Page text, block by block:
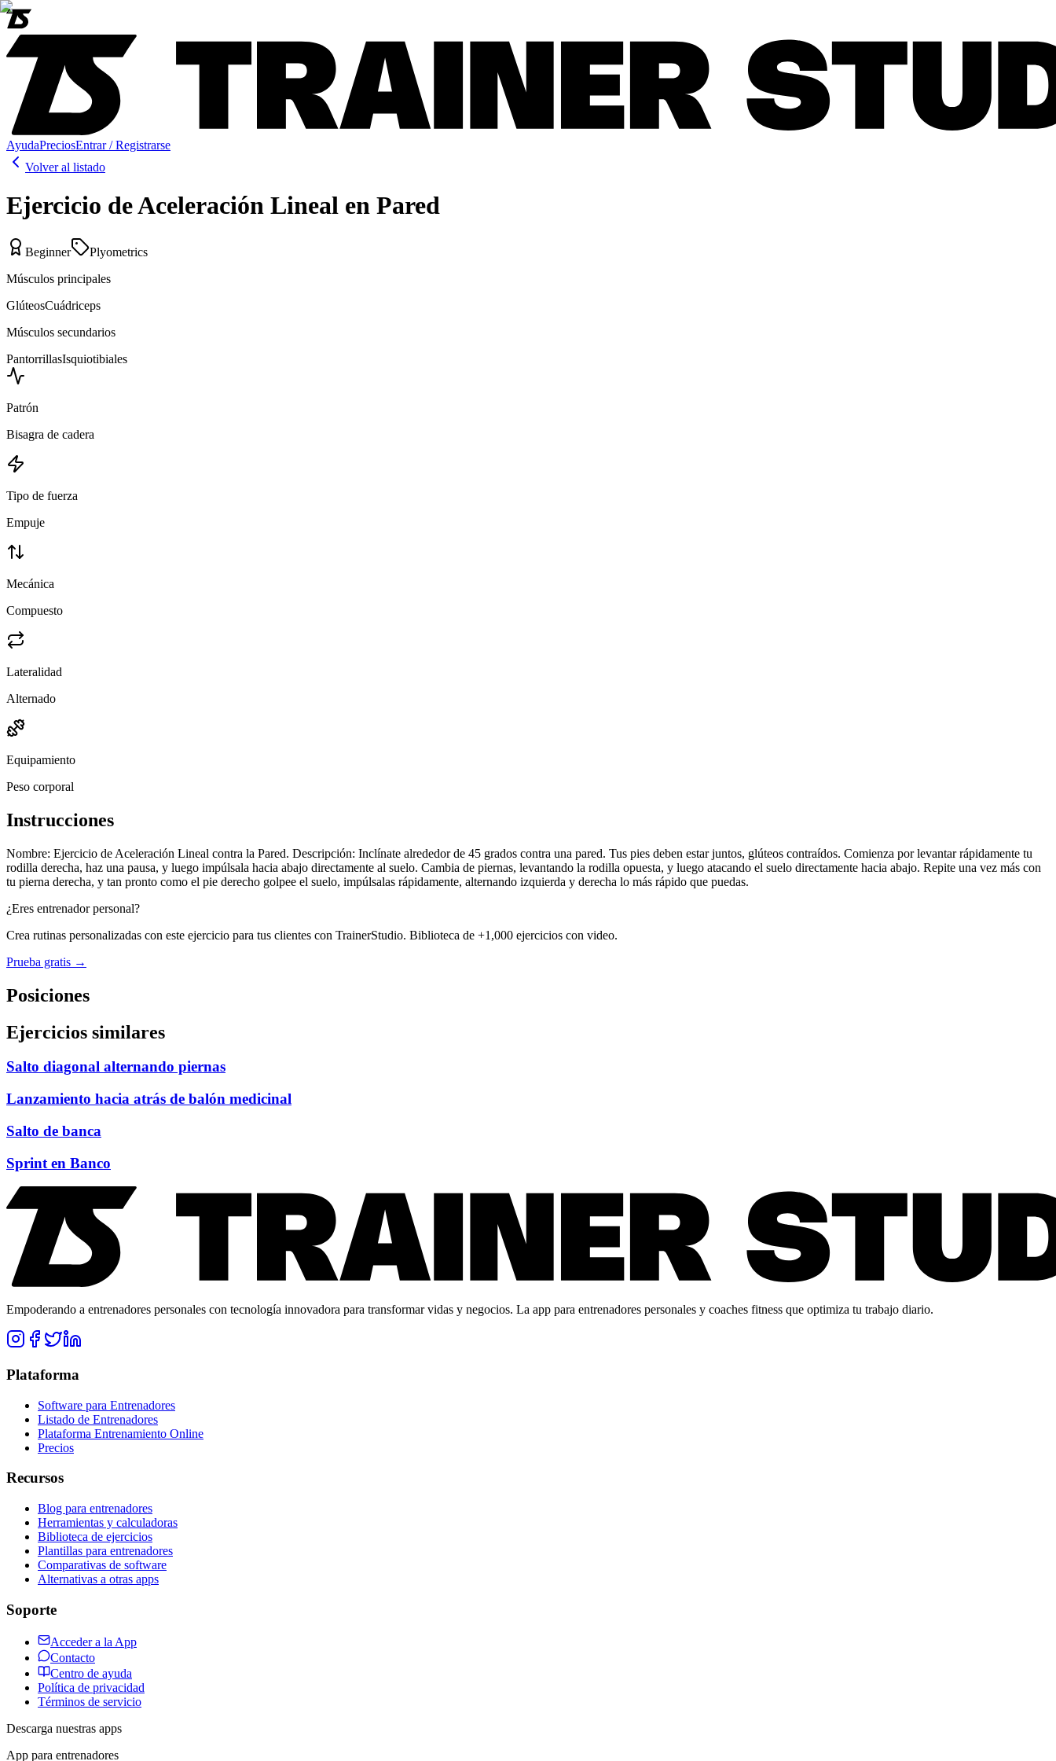
AyudaPreciosEntrar / Registrarse
Volver al listado
Ejercicio de Aceleración Lineal en Pared
Beginner
Plyometrics
Músculos principales
GlúteosCuádriceps
Músculos secundarios
PantorrillasIsquiotibiales
Patrón
Bisagra de cadera
Tipo de fuerza
Empuje
Mecánica
Compuesto
Lateralidad
Alternado
Equipamiento
Peso corporal
Instrucciones
Nombre: Ejercicio de Aceleración Lineal contra la Pared. Descripción: Inclínate alrededor de 45 grados contra una pared. Tus pies deben estar juntos, glúteos contraídos. Comienza por levantar rápidamente tu
rodilla derecha, haz una pausa, y luego impúlsala hacia abajo directamente al suelo. Cambia de piernas, levantando la rodilla opuesta, y luego atacando el suelo directamente hacia abajo. Repite una vez más con
tu pierna derecha, y tan pronto como el pie derecho golpee el suelo, impúlsalas rápidamente, alternando izquierda y derecha lo más rápido que puedas.
¿Eres entrenador personal?
Crea rutinas personalizadas con este ejercicio para tus clientes con TrainerStudio. Biblioteca de +1,000 ejercicios con video.
Prueba gratis →
Posiciones
Ejercicios similares
Salto diagonal alternando piernas
Lanzamiento hacia atrás de balón medicinal
Salto de banca
Sprint en Banco
Empoderando a entrenadores personales con tecnología innovadora para transformar vidas y negocios. La app para entrenadores personales y coaches fitness que optimiza tu trabajo diario.
Plataforma
Software para Entrenadores
Listado de Entrenadores
Plataforma Entrenamiento Online
Precios
Recursos
Blog para entrenadores
Herramientas y calculadoras
Biblioteca de ejercicios
Plantillas para entrenadores
Comparativas de software
Alternativas a otras apps
Soporte
Acceder a la App
Contacto
Centro de ayuda
Política de privacidad
Términos de servicio
Descarga nuestras apps
App para entrenadores